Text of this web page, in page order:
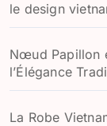
le design
Nœud Papillon
l’Élégance
La Robe